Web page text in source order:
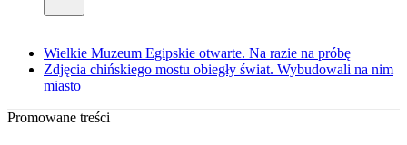
Wielkie Muzeum Egipskie otwarte. Na razie na próbę
Zdjęcia chińskiego mostu obiegły świat. Wybudowali na nim
miasto
Promowane treści